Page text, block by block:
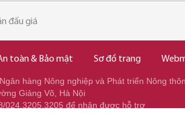
đấu giá
toàn & Bảo mật Sơ đồ trang
hàng Nông nghiệp và Phát triển Nông
Giảng Võ, Hà Nội
024.3205.3205 để nhận được hỗ trợ